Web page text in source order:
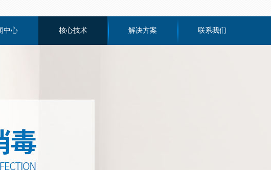
中心 核心技术 解决方案 联系我们